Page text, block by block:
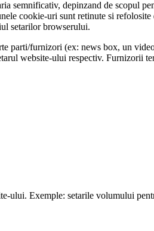
semnificativ, depinzand de scopul
cookie-uri sunt retinute si
setarilor browserului.
parti/furnizori (ex: news box, un
website-ului respectiv. Furnizorii
ului. Exemple: setarile volumului